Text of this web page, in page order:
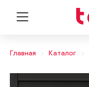
Главная Каталог